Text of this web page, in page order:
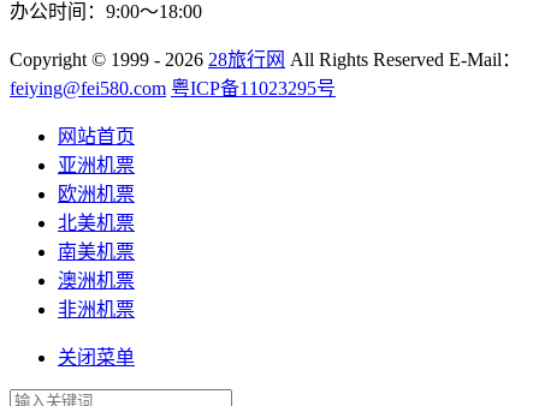
办公时间：9:00～18:00
Copyright © 1999 - 2026 28旅行网 All Rights Reserved E-Mail：
feiying@fei580.com 粤ICP备11023295号
网站首页
亚洲机票
欧洲机票
北美机票
南美机票
澳洲机票
非洲机票
关闭菜单